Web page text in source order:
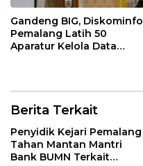
Gandeng BIG, Diskominfo
Pemalang Latih 50
Aparatur Kelola Data
Berita Terkait
Penyidik Kejari Pemalang
Tahan Mantan Mantri
Bank BUMN Terkait